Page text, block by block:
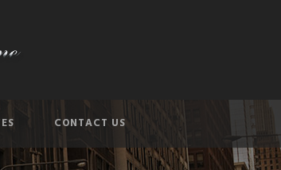
CONTACT US